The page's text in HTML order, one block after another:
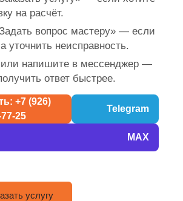
на расчёт.
вопрос мастеру» — если
уточнить неисправность.
или напишите в мессенджер —
ответ быстрее.
+7 (926)
25
Telegram
MAX
услугу